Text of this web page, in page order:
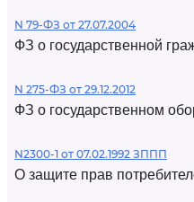
N 79-ФЗ от 27.07.2004
ФЗ о государственной
N 275-ФЗ от 29.12.2012
ФЗ о государственном
N2300-1 от 07.02.1992 ЗППП
О защите прав